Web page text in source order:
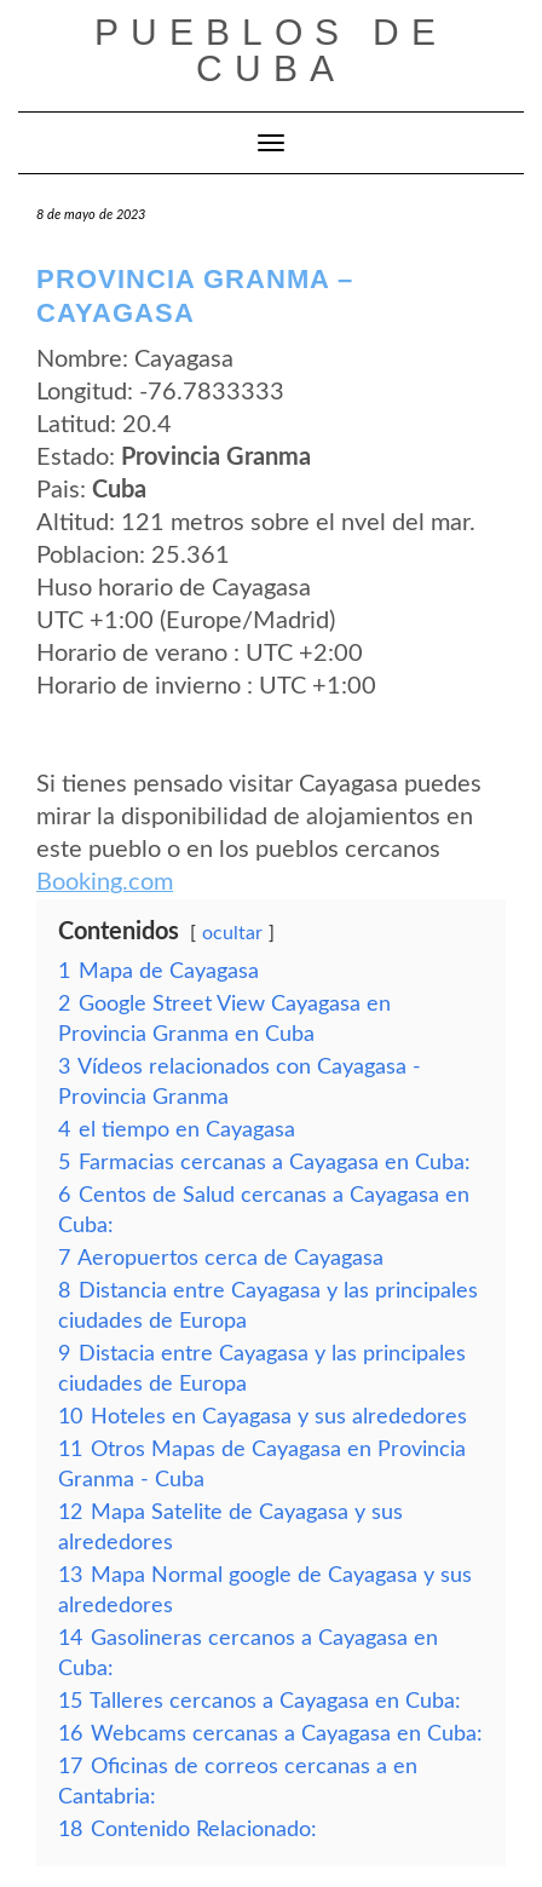
PUEBLOS DE
CUBA
Cambiar modo de navegación
8 de mayo de 2023
PROVINCIA GRANMA –
CAYAGASA
Nombre: Cayagasa
Longitud: -76.7833333
Latitud: 20.4
Estado: Provincia Granma
Pais: Cuba
Altitud: 121 metros sobre el nvel del mar.
Poblacion: 25.361
Huso horario de Cayagasa
UTC +1:00 (Europe/Madrid)
Horario de verano : UTC +2:00
Horario de invierno : UTC +1:00
Si tienes pensado visitar Cayagasa puedes
mirar la disponibilidad de alojamientos en
este pueblo o en los pueblos cercanos
Booking.com
Contenidos ocultar
1
Mapa de Cayagasa
2 Google Street View Cayagasa en
Provincia Granma en Cuba
3 Vídeos relacionados con Cayagasa -
Provincia Granma
4 el tiempo en Cayagasa
5 Farmacias cercanas a Cayagasa en Cuba:
6 Centos de Salud cercanas a Cayagasa en
Cuba:
7 Aeropuertos cerca de Cayagasa
8 Distancia entre Cayagasa y las principales
ciudades de Europa
9 Distacia entre Cayagasa y las principales
ciudades de Europa
10 Hoteles en Cayagasa y sus alrededores
11 Otros Mapas de Cayagasa en Provincia
Granma - Cuba
12 Mapa Satelite de Cayagasa y sus
alrededores
13 Mapa Normal google de Cayagasa y sus
alrededores
14 Gasolineras cercanos a Cayagasa en
Cuba:
15 Talleres cercanos a Cayagasa en Cuba:
16 Webcams cercanas a Cayagasa en Cuba:
17 Oficinas de correos cercanas a en
Cantabria:
18 Contenido Relacionado: